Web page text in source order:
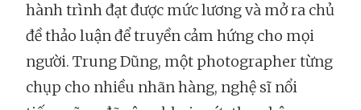
hành trình đạt được mức lương và mở ra chủ
đề thảo luận để truyền cảm hứng cho mọi
người. Trung Dũng, một photographer từng
chụp cho nhiều nhãn hàng, nghệ sĩ nổi